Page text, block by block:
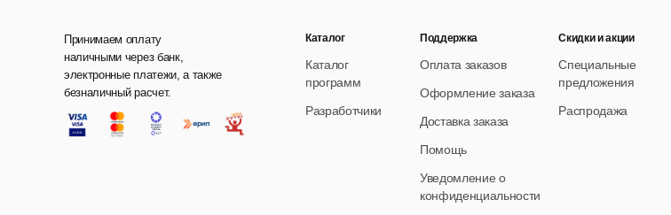
Принимаем оплату
наличными через банк,
электронные платежи, а также
безналичный расчет.
Каталог
Каталог
программ
Разработчики
Поддержка
Оплата заказов
Оформление заказа
Доставка заказа
Помощь
Уведомление о
конфиденциальности
Скидки и акции
Специальные
предложения
Распродажа